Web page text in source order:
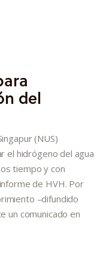
del
(NUS)
el hidrógeno del agua
tiempo y con
de HVH. Por
–difundido
un comunicado en